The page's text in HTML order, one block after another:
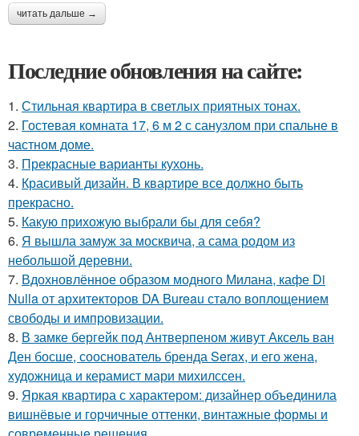
читать дальше →
Последние обновления на сайте:
1. Стильная квартира в светлых приятных тонах.
2. Гостевая комната 17, 6 м 2 с санузлом при спальне в
частном доме.
3. Прекрасные варианты кухонь.
4. Красивый дизайн. В квартире все должно быть
прекрасно.
5. Какую прихожую выбрали бы для себя?
6. Я вышла замуж за москвича, а сама родом из
небольшой деревни.
7. Вдохновлённое образом модного Милана, кафе Di
Nulla от архитекторов DA Bureau стало воплощением
свободы и импровизации.
8. В замке бергейк под Антверпеном живут Аксель ван
Ден босше, сооснователь бренда Serax, и его жена,
художница и керамист мари михилссен.
9. Яркая квартира с характером: дизайнер объединила
вишнёвые и горчичные оттенки, винтажные формы и